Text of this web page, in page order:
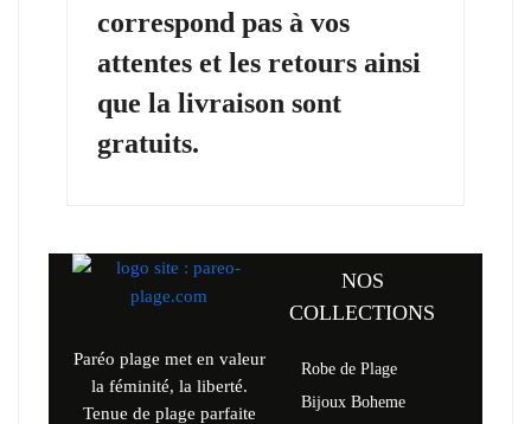
correspond pas à vos
attentes et les retours ainsi
que la livraison sont
gratuits.
Paréo plage met en valeur
la féminité, la liberté.
Tenue de plage parfaite
NOS
COLLECTIONS
Robe de Plage
Bijoux Boheme